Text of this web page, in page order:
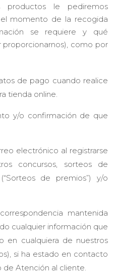
productos le pediremos
momento de la recogida
se requiere y qué
como por
de pago cuando realice
tienda online.
y/o confirmación de que
electrónico al registrarse
concursos, sorteos de
de premios”) y/o
mantenida
cualquier información que
en cualquiera de nuestros
si ha estado en contacto
de Atención al cliente.